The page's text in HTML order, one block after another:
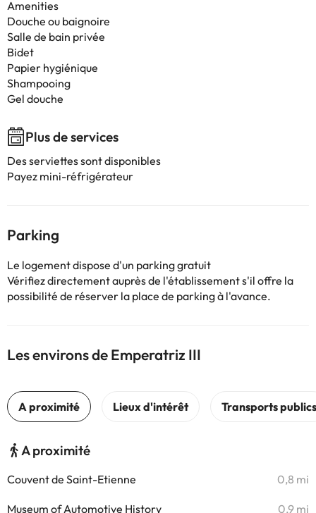
Amenities
Douche ou baignoire
Salle de bain privée
Bidet
Papier hygiénique
Shampooing
Gel douche
Plus de services
Des serviettes sont disponibles
Payez mini-réfrigérateur
Parking
Le logement dispose d'un parking gratuit
Vérifiez directement auprès de l'établissement s'il offre la
possibilité de réserver la place de parking à l'avance.
Les environs de Emperatriz III
A proximité
Couvent de Saint-Etienne 0,8 mi
Museum of Automotive History 0,9 mi